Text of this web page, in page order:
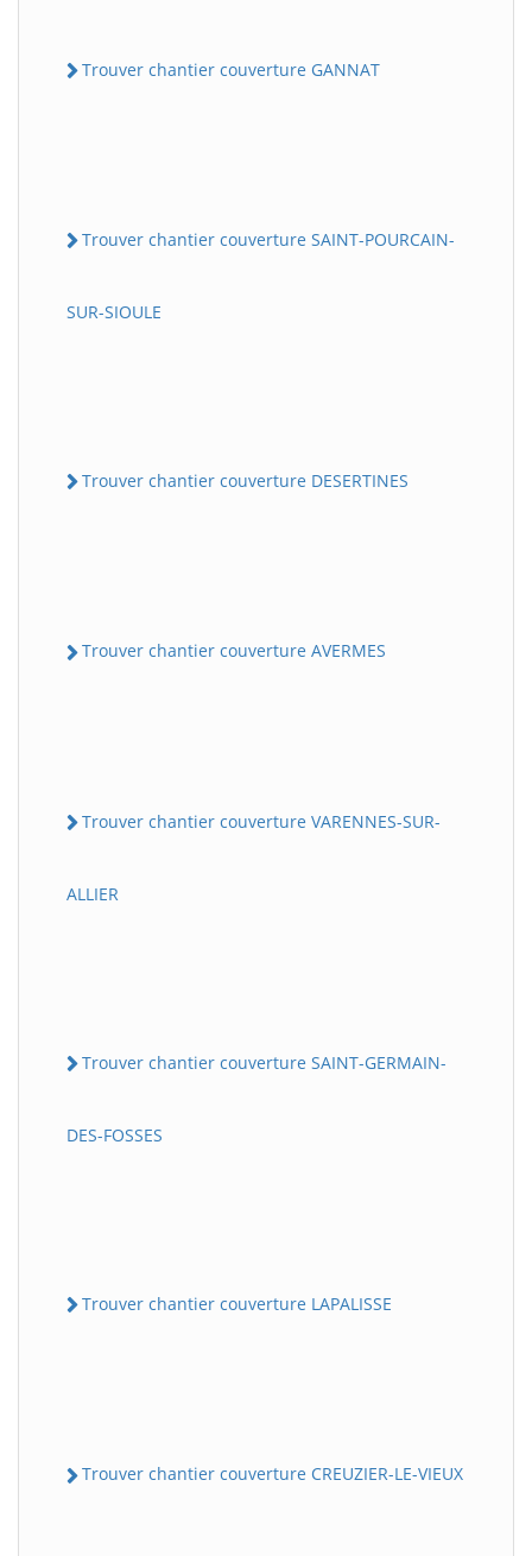
Trouver chantier couverture GANNAT
Trouver chantier couverture SAINT-POURCAIN-
SUR-SIOULE
Trouver chantier couverture DESERTINES
Trouver chantier couverture AVERMES
Trouver chantier couverture VARENNES-SUR-
ALLIER
Trouver chantier couverture SAINT-GERMAIN-
DES-FOSSES
Trouver chantier couverture LAPALISSE
Trouver chantier couverture CREUZIER-LE-VIEUX